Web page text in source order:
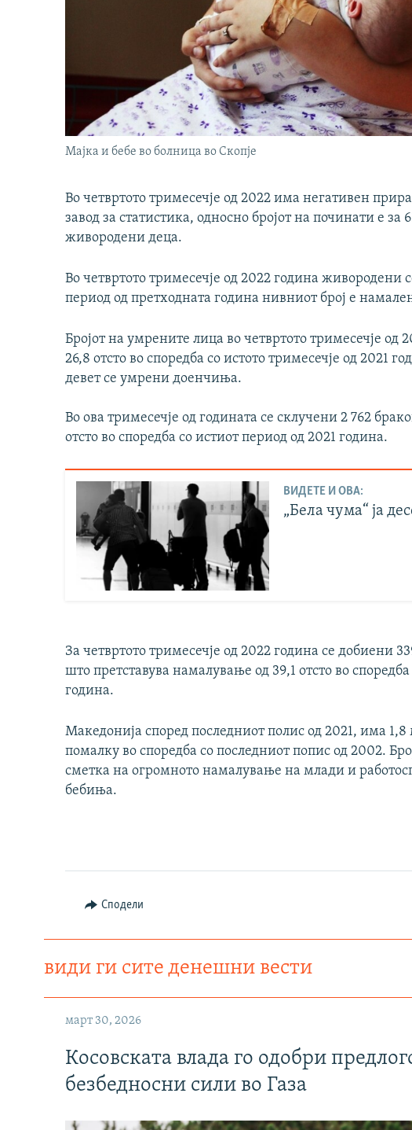
Мајка и бебе во болница во Скопје
Во четвртото тримесечје од 2022 има негативен
завод за статистика, односно бројот на починати е за
живородени деца.
Во четвртото тримесечје од 2022 година живородени
период од претходната година нивниот број е намален
Бројот на умрените лица во четвртото тримесечје
26,8 отсто во споредба со истото тримесечје од 2021
девет се умрени доенчиња.
Во ова тримесечје од годината се склучени 2 762
отсто во споредба со истиот период од 2021 година.
ВИДЕТЕ И ОВА:
„Бела чума“ ја
За четвртото тримесечје од 2022 година се добиени
што претставува намалување од 39,1 отсто во
година.
Македонија според последниот полис од 2021, има
помалку во споредба со последниот попис од 2002.
сметка на огромното намалување на млади и
бебиња.
Сподели
види ги сите денешни вести
март 30, 2026
Косовската влада го одобри
безбедносни сили во Газа